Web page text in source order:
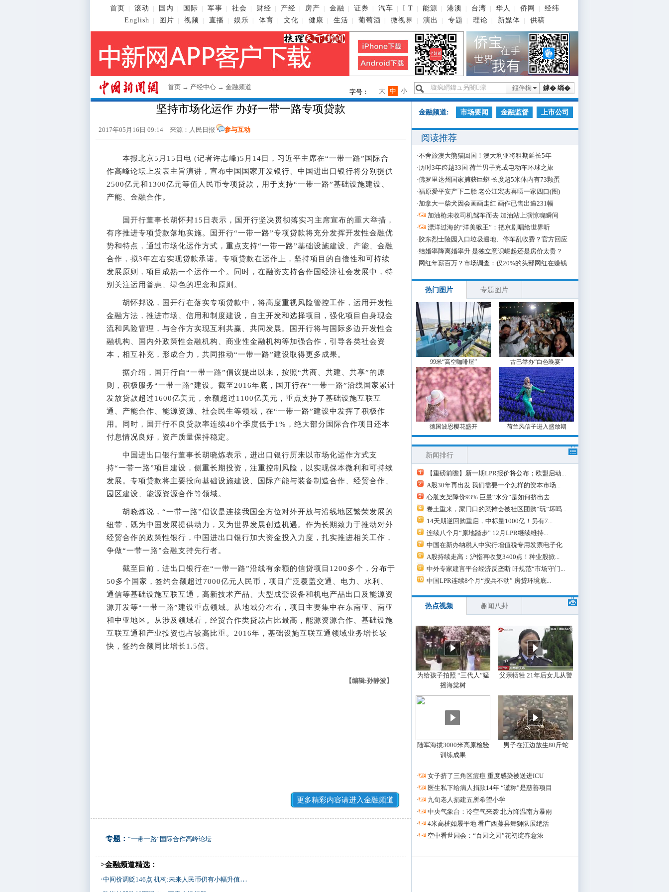
首页 滚动 国内 国际 军事 社会 财经 产经 房产 金融 证券 汽车 I T 能源 港澳 台湾 华人 侨网
经纬
English
图片 视频 直播 娱乐 体育 文化 健康 生活 葡萄酒 微视界 演出 专题 理论 新媒体 供稿
首页 → 产经中心 → 金融频道 鎼� 绱�
鏂伴椈
字号： 小
中
大
坚持市场化运作 办好一带一路专项贷款
2017年05月16日 09:14 来源：人民日报 参与互动
本报北京5月15日电 (记者许志峰)5月14日，习近平主席在“一带一路”国际合
作高峰论坛上发表主旨演讲，宣布中国国家开发银行、中国进出口银行将分别提供
2500亿元和1300亿元等值人民币专项贷款，用于支持“一带一路”基础设施建设、
产能、金融合作。
国开行董事长胡怀邦15日表示，国开行坚决贯彻落实习主席宣布的重大举措，
有序推进专项贷款落地实施。国开行“一带一路”专项贷款将充分发挥开发性金融优
势和特点，通过市场化运作方式，重点支持“一带一路”基础设施建设、产能、金融
合作，拟3年左右实现贷款承诺。专项贷款在运作上，坚持项目的自偿性和可持续
发展原则，项目成熟一个运作一个。同时，在融资支持合作国经济社会发展中，特
别关注运用普惠、绿色的理念和原则。
胡怀邦说，国开行在落实专项贷款中，将高度重视风险管控工作，运用开发性
金融方法，推进市场、信用和制度建设，自主开发和选择项目，强化项目自身现金
流和风险管理，与合作方实现互利共赢、共同发展。国开行将与国际多边开发性金
融机构、国内外政策性金融机构、商业性金融机构等加强合作，引导各类社会资
本，相互补充，形成合力，共同推动“一带一路”建设取得更多成果。
据介绍，国开行自“一带一路”倡议提出以来，按照“共商、共建、共享”的原
则，积极服务“一带一路”建设。截至2016年底，国开行在“一带一路”沿线国家累计
发放贷款超过1600亿美元，余额超过1100亿美元，重点支持了基础设施互联互
通、产能合作、能源资源、社会民生等领域，在“一带一路”建设中发挥了积极作
用。同时，国开行不良贷款率连续48个季度低于1%，绝大部分国际合作项目还本
付息情况良好，资产质量保持稳定。
中国进出口银行董事长胡晓炼表示，进出口银行历来以市场化运作方式支
持“一带一路”项目建设，侧重长期投资，注重控制风险，以实现保本微利和可持续
发展。专项贷款将主要投向基础设施建设、国际产能与装备制造合作、经贸合作、
园区建设、能源资源合作等领域。
胡晓炼说，“一带一路”倡议是连接我国全方位对外开放与沿线地区繁荣发展的
纽带，既为中国发展提供动力，又为世界发展创造机遇。作为长期致力于推动对外
经贸合作的政策性银行，中国进出口银行加大资金投入力度，扎实推进相关工作，
争做“一带一路”金融支持先行者。
截至目前，进出口银行在“一带一路”沿线有余额的信贷项目1200多个，分布于
50多个国家，签约金额超过7000亿元人民币，项目广泛覆盖交通、电力、水利、
通信等基础设施互联互通，高新技术产品、大型成套设备和机电产品出口及能源资
源开发等“一带一路”建设重点领域。从地域分布看，项目主要集中在东南亚、南亚
和中亚地区。从涉及领域看，经贸合作类贷款占比最高，能源资源合作、基础设施
互联互通和产业投资也占较高比重。2016年，基础设施互联互通领域业务增长较
快，签约金额同比增长1.5倍。
【编辑:孙静波】
更多精彩内容请进入金融频道
专题： “一带一路”国际合作高峰论坛
>金融频道精选：
·中间价调贬146点 机构:未来人民币仍有小幅升值空间
金融频道: 市场要闻 金融监督 上市公司
阅读推荐
·不舍旅澳大熊猫回国！澳大利亚将租期延长5年
·历时3年跨越33国 荷兰男子完成电动车环球之旅
·佛罗里达州国家捕获巨蟒 长度超5米体内有73颗蛋
·福原爱平安产下二胎 老公江宏杰喜晒一家四口(图)
·加拿大一柴犬因会画画走红 画作已售出逾231幅
·
加油枪未收司机驾车而去 加油站上演惊魂瞬间
·
漂洋过海的“洋美猴王”：把京剧唱给世界听
·胶东烈士陵园入口垃圾遍地、停车乱收费？官方回应
·结婚率降离婚率升 是独立意识崛起还是房价太贵？
· 网红年薪百万？市场调查：仅20%的头部网红在赚钱
热门图片 专题图片
99米“高空咖啡屋” 古巴举办“白色晚宴”
德国波恩樱花盛开 荷兰风信子进入盛放期
新闻排行
【重磅前瞻】新一期LPR报价将公布；欧盟启动...
A股30年再出发 我们需要一个怎样的资本市场...
心脏支架降价93% 巨量“水分”是如何挤出去...
卷土重来，家门口的菜摊会被社区团购“玩”坏吗...
14天期逆回购重启，中标量1000亿！另有7...
连续八个月“原地踏步” 12月LPR继续维持...
中国在新办纳税人中实行增值税专用发票电子化
A股持续走高：沪指再收复3400点！种业股掀...
中外专家建言平台经济反垄断 吁规范“市场守门...
中国LPR连续8个月“按兵不动” 房贷环境底...
热点视频 趣闻八卦
为给孩子拍照 “三代人”猛
摇海棠树
父亲牺牲 21年后女儿从警
陆军海拔3000米高原检验
训练成果
男子在江边放生80斤蛇
·
女子挤了三角区痘痘 重度感染被送进ICU
·
医生私下给病人捐款14年 “谎称”是慈善项目
·
九旬老人捐建五所希望小学
·
中央气象台：冷空气来袭 北方降温南方暴雨
·
4米高桩如履平地 看广西藤县舞狮队展绝活
·
空中看世园会：“百园之园”花初绽春意浓